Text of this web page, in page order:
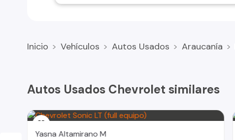
Inicio Vehículos Autos Usados Araucanía
Autos Usados Chevrolet similares
Yasna Altamirano M